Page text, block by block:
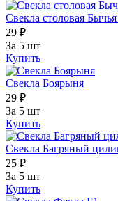
Свекла столовая
29 ₽
За 5 шт
Купить
Свекла Боярыня
29 ₽
За 5 шт
Купить
Свекла Багряный
25 ₽
За 5 шт
Купить